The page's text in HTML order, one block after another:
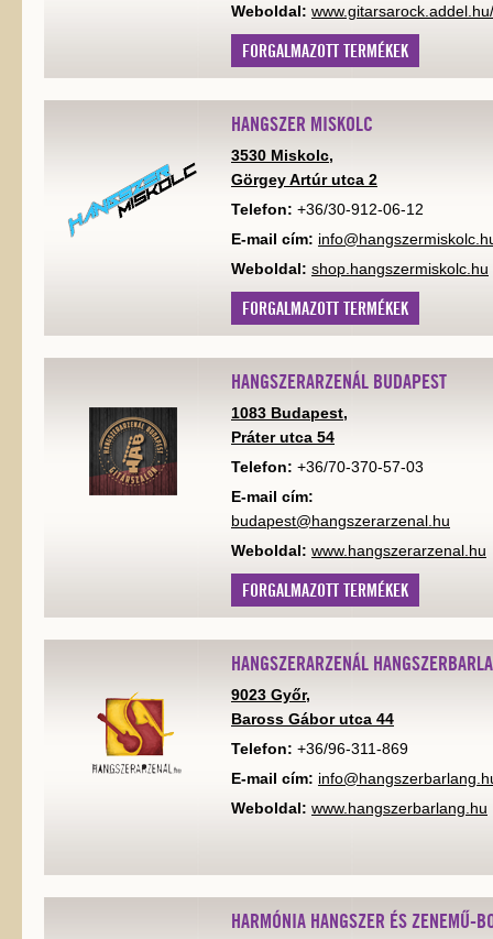
Weboldal: www.gitarsarock.addel.hu/
FORGALMAZOTT TERMÉKEK
HANGSZER MISKOLC
3530 Miskolc,
Görgey Artúr utca 2
Telefon: +36/30-912-06-12
E-mail cím:
Weboldal: shop.hangszermiskolc.hu
FORGALMAZOTT TERMÉKEK
HANGSZERARZENÁL BUDAPEST
1083 Budapest,
Práter utca 54
Telefon: +36/70-370-57-03
E-mail cím:
budapest@hangszerarzenal.hu
Weboldal: www.hangszerarzenal.hu
FORGALMAZOTT TERMÉKEK
HANGSZERARZENÁL
9023 Győr,
Baross Gábor utca 44
Telefon: +36/96-311-869
E-mail cím:
Weboldal: www.hangszerbarlang.hu
HARMÓNIA HANGSZER ÉS ZENEMŰ-